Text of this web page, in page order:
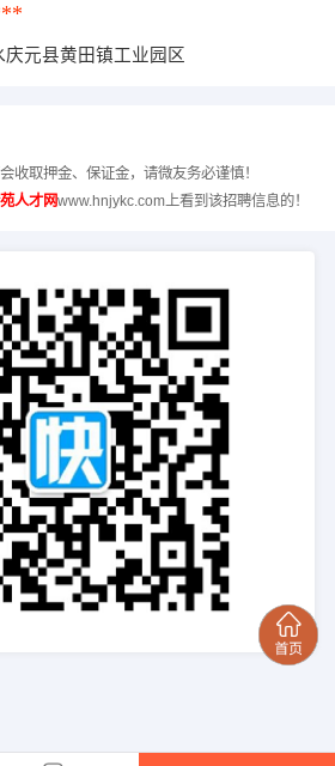
庆元县黄田镇工业园区
收取押金、保证金，请微友务必谨慎！
人才网www.hnjykc.com上看到该招聘信息的！